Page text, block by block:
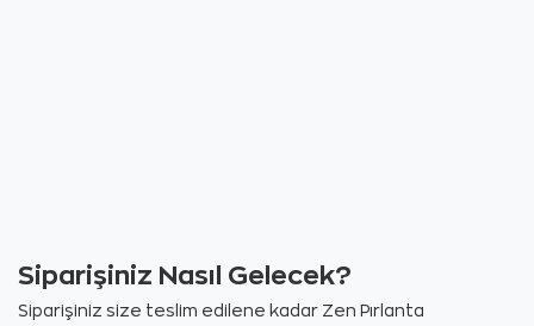
Siparişiniz Nasıl Gelecek?
Siparişiniz size teslim edilene kadar Zen Pırlanta